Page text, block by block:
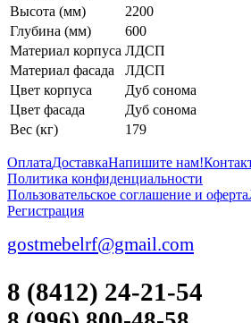
Высота (мм)
2200
Глубина (мм)
600
Материал корпуса ЛДСП
Материал фасада
ЛДСП
Цвет корпуса
Дуб сонома
Цвет фасада
Дуб сонома
Вес (кг)
179
ОплатаДоставкаНапишите нам!
Политика конфиденциальности
Пользовательское соглашение и оферта
Регистрация
gostmebelrf@gmail.com
8 (8412) 24-21-54